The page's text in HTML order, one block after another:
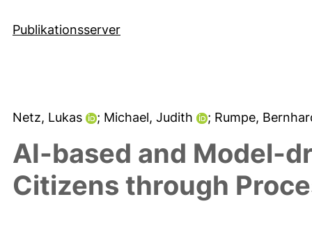
Publikationsserver
Netz, Lukas ; Michael, Judith ; Rumpe,
AI-based and Model-
Citizens through